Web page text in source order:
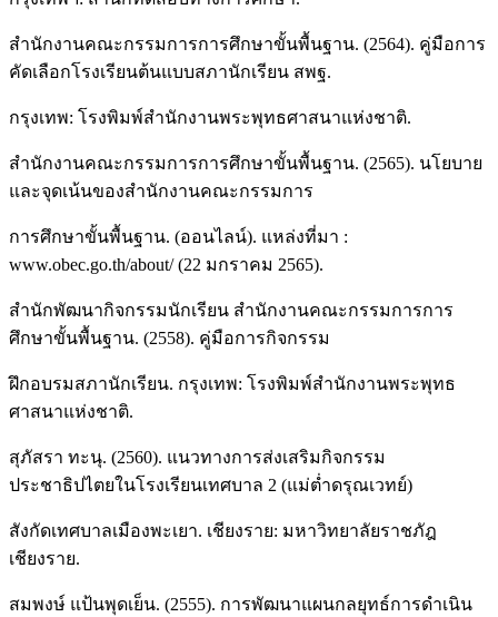
สำนักงานคณะกรรมการการศึกษาขั้นพื้นฐาน. (2564). คู่มือการ
คัดเลือกโรงเรียนต้นแบบสภานักเรียน สพฐ.
กรุงเทพ: โรงพิมพ์สำนักงานพระพุทธศาสนาแห่งชาติ.
สำนักงานคณะกรรมการการศึกษาขั้นพื้นฐาน. (2565). นโยบาย
และจุดเน้นของสำนักงานคณะกรรมการ
การศึกษาขั้นพื้นฐาน. (ออนไลน์). แหล่งที่มา :
www.obec.go.th/about/ (22 มกราคม 2565).
สำนักพัฒนากิจกรรมนักเรียน สำนักงานคณะกรรมการการ
ศึกษาขั้นพื้นฐาน. (2558). คู่มือการกิจกรรม
ฝึกอบรมสภานักเรียน. กรุงเทพ: โรงพิมพ์สำนักงานพระพุทธ
ศาสนาแห่งชาติ.
สุภัสรา ทะนุ. (2560). แนวทางการส่งเสริมกิจกรรม
ประชาธิปไตยในโรงเรียนเทศบาล 2 (แม่ต่ำดรุณเวทย์)
สังกัดเทศบาลเมืองพะเยา. เชียงราย: มหาวิทยาลัยราชภัฎ
เชียงราย.
สมพงษ์ แป้นพุดเย็น. (2555). การพัฒนาแผนกลยุทธ์การดำเนิน